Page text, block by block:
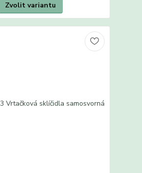
Zvolit variantu